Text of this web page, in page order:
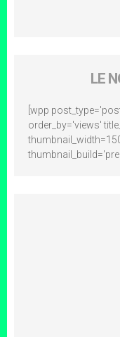
LE
[wpp
order_by='views'